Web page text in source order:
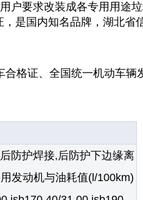
户要求改装成各专用用途
，是国内知名品牌，湖北省
格证、全国统一机动车辆
防护焊接,后防护下边缘离
发动机与油耗值(l/100km)